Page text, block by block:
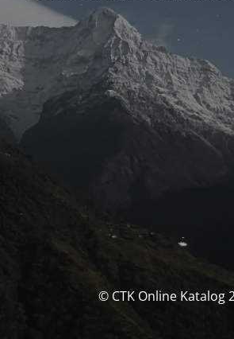
© CTK Online Katalog